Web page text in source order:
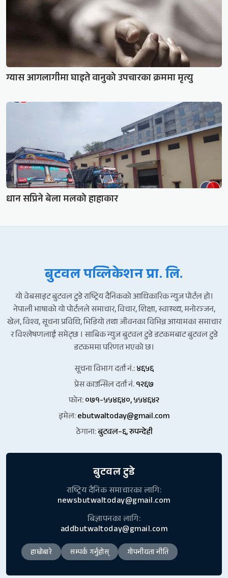
ग्यास आगलागीमा घाइते वानुको उपचारका क्रममा मृत्यु
धान सप्रिने बेला मलको हाहाकार
बुटवल पव्लिकेशन प्रा. लि.
यो वेबसाइट बुटवल टुडे राष्ट्रिय दैनिकको आधिकारिक न्युज पोर्टल हो।
नेपाली भाषाको यो पोर्टलले समाचार, विचार, शिक्षा, स्वास्थ्य, मनोरञ्जन,
खेल, विश्व, सूचना प्रविधि, भिडियो तथा जीवनका विभिन्न आयामका समाचार
र विश्लेषणलाई समेट्छ । साबिक न्युज बुटवल टुडे डटकमबाट बुटवल टुडे
डटकममा परिणत भएको छ।
सूचना विभाग दर्ता नं.:४६५६
प्रेस काउन्सिल दर्ता नं.१२६७
फोन:०७१-५५४६४०, ५५४६४२
इमेल:ebutwaltoday@gmail.com
ठेगाना:बुटवल–६, रुपन्देही
बुटवल टुडे
राष्ट्रिय दैनिक समाचारका लागि:
newsbutwaltoday@gmail.com
बिज्ञापनका लागि:
addbutwaltoday@gmail.com
हाम्रोबारे सम्पर्क गर्नुहोस् गोपनीयता नीति